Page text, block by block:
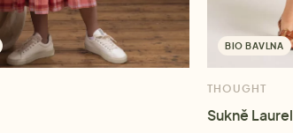
BIO BAVLNA
THOUGHT
Sukně Laurel